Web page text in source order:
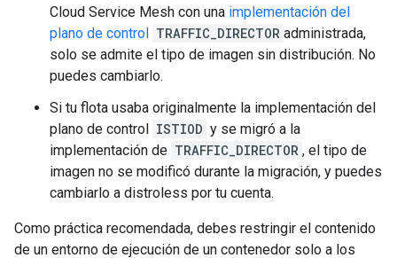
Cloud Service Mesh con una implementación del
plano de control TRAFFIC_DIRECTOR administrada,
solo se admite el tipo de imagen sin distribución. No
puedes cambiarlo.
Si tu flota usaba originalmente la implementación del
plano de control ISTIOD y se migró a la
implementación de TRAFFIC_DIRECTOR , el tipo de
imagen no se modificó durante la migración, y puedes
cambiarlo a distroless por tu cuenta.
Como práctica recomendada, debes restringir el contenido
de un entorno de ejecución de un contenedor solo a los